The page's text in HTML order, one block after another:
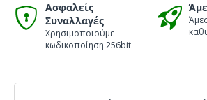
Ασφαλείς
Συναλλαγές
Χρησιμοποιούμε
κωδικοποίηση 256bit